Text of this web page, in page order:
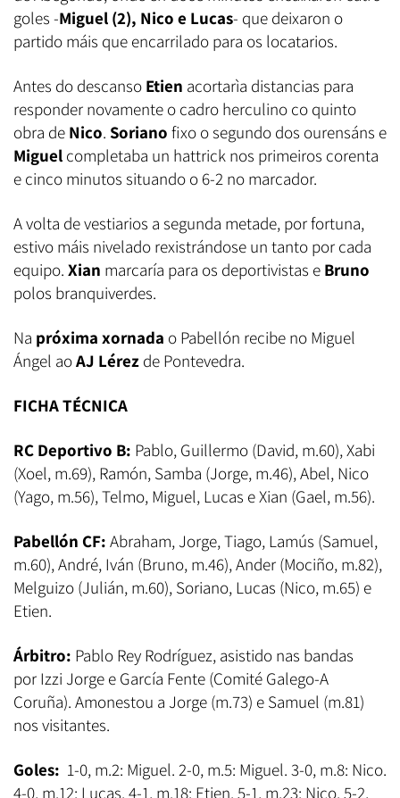
goles -Miguel (2), Nico e Lucas- que deixaron o
partido máis que encarrilado para os locatarios.
Antes do descanso Etien acortarìa distancias para
responder novamente o cadro herculino co quinto
obra de Nico. Soriano fixo o segundo dos ourensáns e
Miguel completaba un hattrick nos primeiros corenta
e cinco minutos situando o 6-2 no marcador.
A volta de vestiarios a segunda metade, por fortuna,
estivo máis nivelado rexistrándose un tanto por cada
equipo. Xian marcaría para os deportivistas e Bruno
polos branquiverdes.
Na próxima xornada o Pabellón recibe no Miguel
Ángel aoAJ Lérez de Pontevedra.
FICHA TÉCNICA
RC Deportivo B: Pablo, Guillermo (David, m.60), Xabi
(Xoel, m.69), Ramón, Samba (Jorge, m.46), Abel, Nico
(Yago, m.56), Telmo, Miguel, Lucas e Xian (Gael, m.56).
Pabellón CF: Abraham, Jorge, Tiago, Lamús (Samuel,
m.60), André, Iván (Bruno, m.46), Ander (Mociño, m.82),
Melguizo (Julián, m.60), Soriano, Lucas (Nico, m.65) e
Etien.
Árbitro: Pablo Rey Rodríguez, asistido nas bandas
por Izzi Jorge e García Fente (Comité Galego-A
Coruña). Amonestou a Jorge (m.73) e Samuel (m.81)
nos visitantes.
Goles: 1-0, m.2: Miguel. 2-0, m.5: Miguel. 3-0, m.8: Nico.
4-0, m.12: Lucas. 4-1, m.18: Etien. 5-1, m.23: Nico. 5-2,